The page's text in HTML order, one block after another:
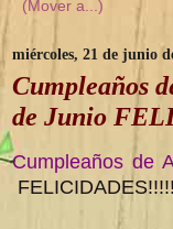
miércoles, 21 de junio
Cumpleaños
de Junio
Cumpleaños de
FELICIDADES!!!!!